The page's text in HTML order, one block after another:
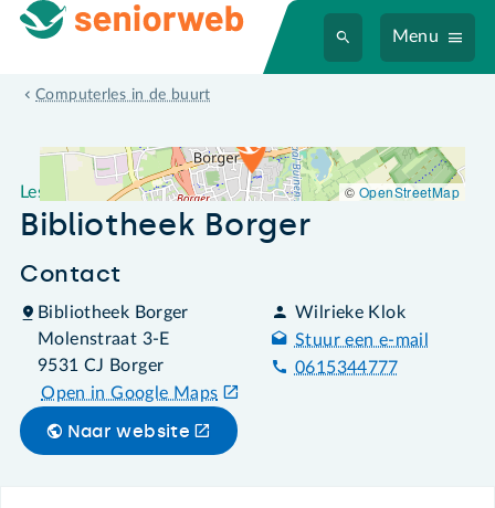
Menu
Computerles in de buurt
Leslocatie Bibliotheek Borger
Leslocatie
Bibliotheek Borger
Contact
Bibliotheek Borger
Molenstraat 3-E
9531 CJ Borger
Open in Google Maps
Wilrieke Klok
Stuur een e-mail
0615344777
Naar website
©OpenStreetMap